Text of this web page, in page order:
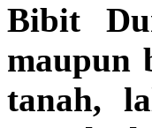
Bibit
maupun
tanah,